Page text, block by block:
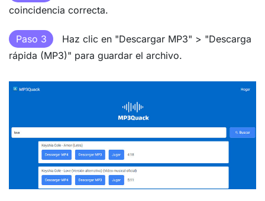
coincidencia correcta.
Paso 3
Haz clic en "Descargar MP3" > "Descarga
rápida (MP3)" para guardar el archivo.